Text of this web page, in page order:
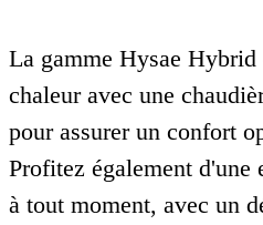
La gamme Hysae Hybrid
chaleur avec une
pour assurer un confort
Profitez également d'une
à tout moment, avec un